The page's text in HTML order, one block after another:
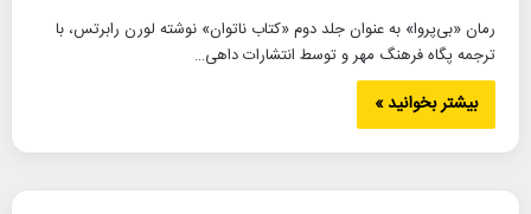
رمان «بی‌پروا» به عنوان جلد دوم «کتاب ناتوان» نوشته لورن رابرتس، با
ترجمه پگاه فرهنگ مهر و توسط انتشارات داهی…
بیشتر بخوانید »